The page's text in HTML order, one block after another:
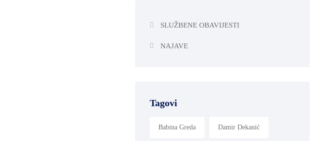
SLUŽBENE OBAVIJESTI
NAJAVE
Tagovi
Babina Greda Damir Dekanić